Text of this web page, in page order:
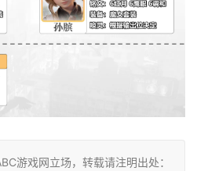
游戏网立场，转载请注明出处：